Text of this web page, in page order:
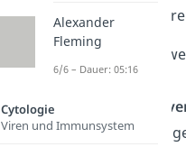
somit zum
Nach den ersten
werden
deine
Körper baut sein
Alexander
Fleming
6/6 – Dauer: 05:16
Cytologie
Viren und Immunsystem